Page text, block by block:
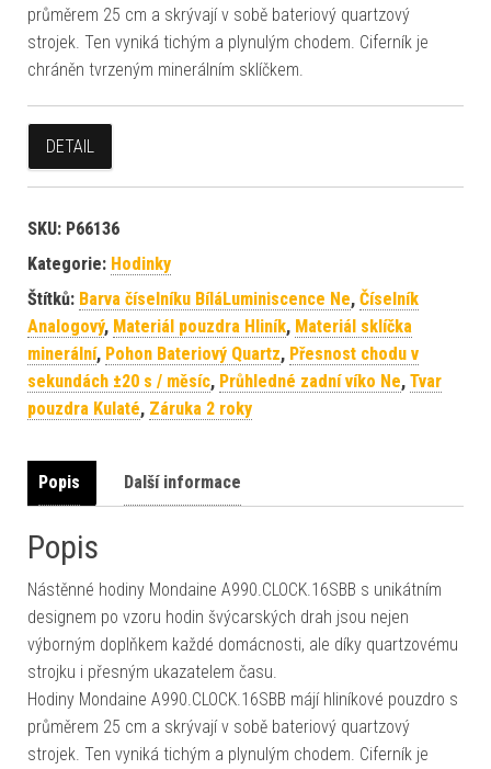
průměrem 25 cm a skrývají v sobě bateriový quartzový
strojek. Ten vyniká tichým a plynulým chodem. Ciferník je
chráněn tvrzeným minerálním sklíčkem.
DETAIL
SKU: P66136
Kategorie: Hodinky
Štítků: Barva číselníku BíláLuminiscence Ne, Číselník
Analogový, Materiál pouzdra Hliník, Materiál sklíčka
minerální, Pohon Bateriový Quartz, Přesnost chodu v
sekundách ±20 s / měsíc, Průhledné zadní víko Ne, Tvar
pouzdra Kulaté, Záruka 2 roky
Popis Další informace
Popis
Nástěnné hodiny Mondaine A990.CLOCK.16SBB s unikátním
designem po vzoru hodin švýcarských drah jsou nejen
výborným doplňkem každé domácnosti, ale díky quartzovému
strojku i přesným ukazatelem času.
Hodiny Mondaine A990.CLOCK.16SBB májí hliníkové pouzdro s
průměrem 25 cm a skrývají v sobě bateriový quartzový
strojek. Ten vyniká tichým a plynulým chodem. Ciferník je